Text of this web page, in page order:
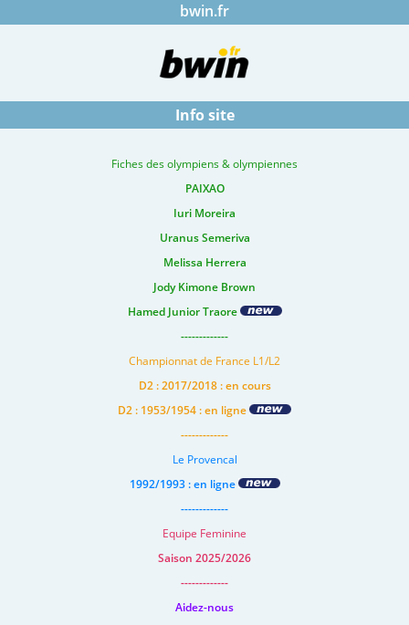
bwin.fr
Info site
Fiches des olympiens & olympiennes
PAIXAO
Iuri Moreira
Uranus Semeriva
Melissa Herrera
Jody Kimone Brown
Hamed Junior Traore
-------------
Championnat de France L1/L2
D2 : 2017/2018 : en cours
D2 : 1953/1954 : en ligne
-------------
Le Provencal
1992/1993 : en ligne
-------------
Equipe Feminine
Saison 2025/2026
-------------
Aidez-nous